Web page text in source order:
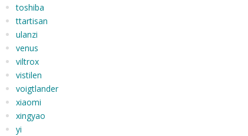
toshiba
ttartisan
ulanzi
venus
viltrox
vistilen
voigtlander
xiaomi
xingyao
yi